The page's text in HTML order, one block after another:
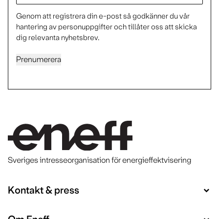
Genom att registrera din e-post så godkänner du vår
hantering av personuppgifter och tillåter oss att skicka
dig relevanta nyhetsbrev.
Prenumerera
Sveriges intresseorganisation för energieffektvisering
Kontakt & press